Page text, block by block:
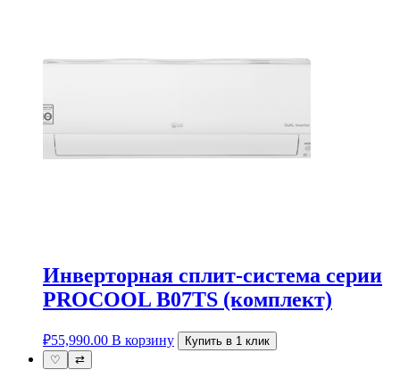
Инверторная сплит-система серии
PROCOOL B07TS (комплект)
₽55,990.00 В корзину
Купить в 1 клик
♡
⇄